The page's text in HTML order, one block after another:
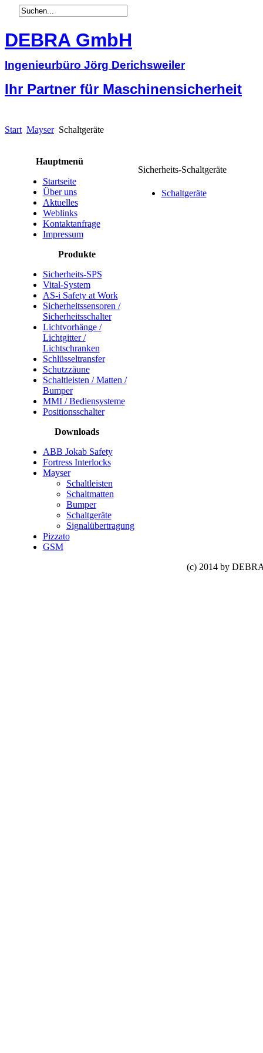
DEBRA GmbH
Ingenieurbüro Jörg Derichsweiler
Ihr Partner für Maschinensicherheit
Start Mayser Schaltgeräte
Hauptmenü
Startseite
Über uns
Aktuelles
Weblinks
Kontaktanfrage
Impressum
Produkte
Sicherheits-SPS
Vital-System
AS-i Safety at Work
Sicherheitssensoren /
Sicherheitsschalter
Lichtvorhänge /
Lichtgitter /
Lichtschranken
Schlüsseltransfer
Schutzzäune
Schaltleisten / Matten /
Bumper
MMI / Bediensysteme
Positionsschalter
Downloads
ABB Jokab Safety
Fortress Interlocks
Mayser
Schaltleisten
Schaltmatten
Bumper
Schaltgeräte
Signalübertragung
Pizzato
GSM
Sicherheits-Schaltgeräte
Schaltgeräte
(c) 2014 by